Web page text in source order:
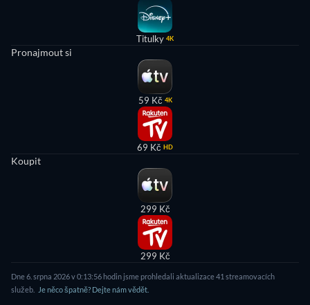
Titulky 4K
Pronajmout si
59 Kč 4K
69 Kč HD
Koupit
299 Kč
299 Kč
Dne 6. srpna 2026 v 0:13:56 hodin jsme prohledali aktualizace 41 streamovacích
služeb.
Je něco špatně? Dejte nám vědět.